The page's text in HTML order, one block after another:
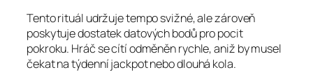
Tento rituál udržuje tempo svižné, ale zároveň
poskytuje dostatek datových bodů pro pocit
pokroku. Hráč se cítí odměněn rychle, aniž by musel
čekat na týdenní jackpot nebo dlouhá kola.